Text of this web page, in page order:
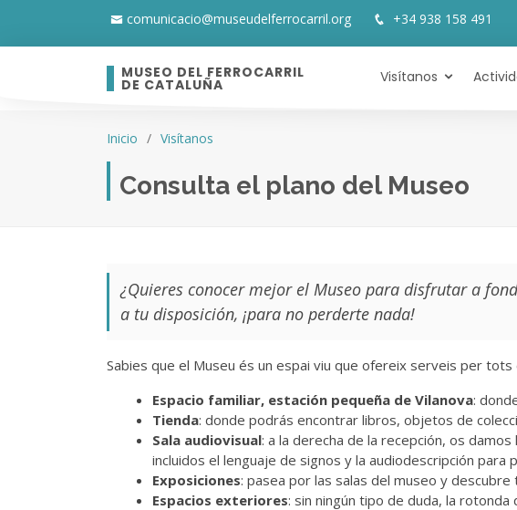
comunicacio@museudelferrocarril.org +34 938 158 491
MUSEO DEL FERROCARRIL
DE CATALUÑA Visítanos
Inicio Visítanos
Consulta el plano del Museo
¿Quieres conocer mejor el Museo para disfrutar a
a tu disposición, ¡para no perderte nada!
Sabies que el Museu és un espai viu que ofereix serveis per tots
Espacio familiar, estación pequeña de Vilanova:
Tienda: donde podrás encontrar libros, objetos de
Sala audiovisual: a la derecha de la recepción, os
incluidos el lenguaje de signos y la audiodescripción para
Exposiciones: pasea por las salas del museo y
Espacios exteriores: sin ningún tipo de duda, la